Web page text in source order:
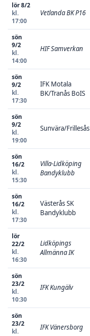
lör 8/2
kl.
17:00
Vetlanda BK P16
sön
9/2
kl.
14:00
HIF Samverkan
sön
9/2
kl.
17:30
IFK Motala
BK/Tranås BoIS
sön
9/2
kl.
19:00
Sunvära/Frillesås
sön
16/2
kl.
15:30
Villa-Lidköping
Bandyklubb
sön
16/2
kl.
17:30
Västerås SK
Bandyklubb
lör
22/2
kl.
16:30
Lidköpings
Allmänna IK
sön
23/2
kl.
10:30
IFK Kungälv
sön
23/2
kl.
IFK Vänersborg